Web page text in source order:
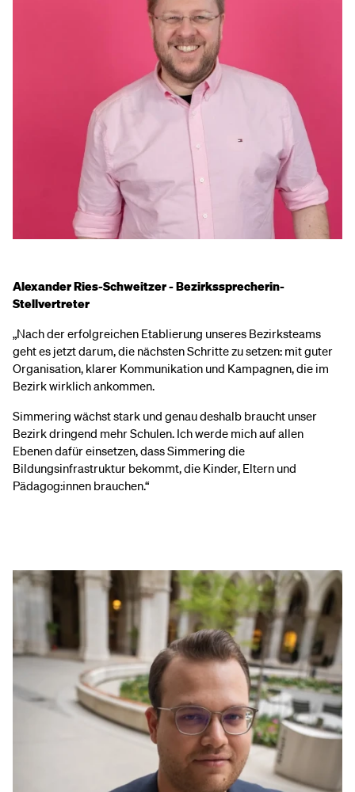
Alexander Ries-Schweitzer - Bezirkssprecherin-
Stellvertreter
„Nach der erfolgreichen Etablierung unseres Bezirksteams
geht es jetzt darum, die nächsten Schritte zu setzen: mit guter
Organisation, klarer Kommunikation und Kampagnen, die im
Bezirk wirklich ankommen.
Simmering wächst stark und genau deshalb braucht unser
Bezirk dringend mehr Schulen. Ich werde mich auf allen
Ebenen dafür einsetzen, dass Simmering die
Bildungsinfrastruktur bekommt, die Kinder, Eltern und
Pädagog:innen brauchen.“